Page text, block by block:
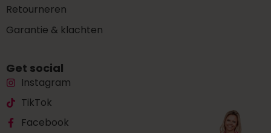
Retourneren
Garantie & klachten
Get social
Instagram
TikTok
Facebook